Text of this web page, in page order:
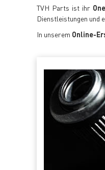
TVH Parts ist ihr
Dienstleistungen und
In unserem Online-